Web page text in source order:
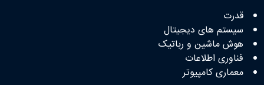
قدرت
سیستم های دیجیتال
هوش ماشین و رباتیک
فناوری اطلاعات
معماری کامپیوتر